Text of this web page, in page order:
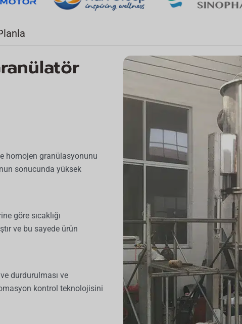
homojen granülasyonunu
sonucunda yüksek
göre sıcaklığı
ve bu sayede ürün
durdurulması ve
kontrol teknolojisini